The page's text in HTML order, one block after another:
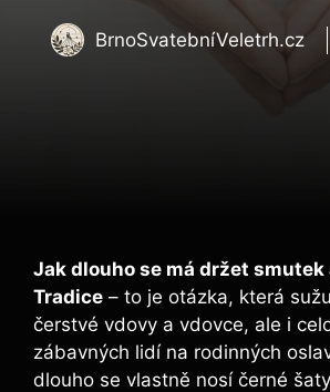
BrnoSvatebníVeletrh.cz
Jak dlouho se má držet smutek
Tradice – to je otázka, která
čerstvé vdovy a vdovce, ale i
zábavných lidí na rodinných
dlouho se vlastně nosí černé